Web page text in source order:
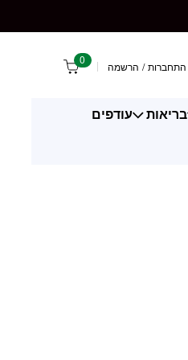
התחברות / הרשמה 0
בריאות
עודפים